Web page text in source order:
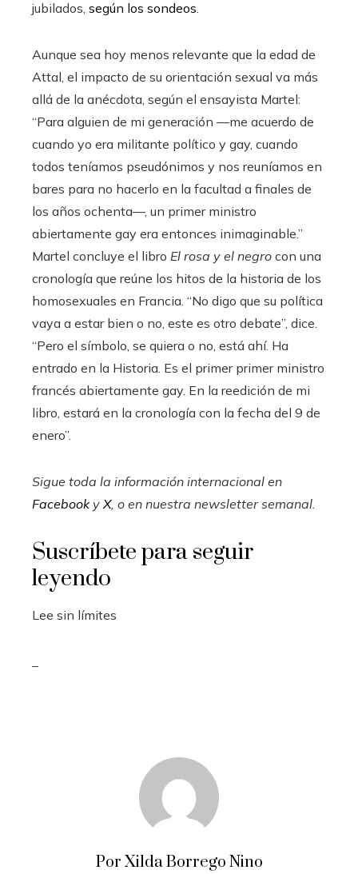
jubilados, según los sondeos.
Aunque sea hoy menos relevante que la edad de
Attal, el impacto de su orientación sexual va más
allá de la anécdota, según el ensayista Martel:
“Para alguien de mi generación —me acuerdo de
cuando yo era militante político y gay, cuando
todos teníamos pseudónimos y nos reuníamos en
bares para no hacerlo en la facultad a finales de
los años ochenta—, un primer ministro
abiertamente gay era entonces inimaginable.”
Martel concluye el libro El rosa y el negro con una
cronología que reúne los hitos de la historia de los
homosexuales en Francia. “No digo que su política
vaya a estar bien o no, este es otro debate”, dice.
“Pero el símbolo, se quiera o no, está ahí. Ha
entrado en la Historia. Es el primer primer ministro
francés abiertamente gay. En la reedición de mi
libro, estará en la cronología con la fecha del 9 de
enero”.
Sigue toda la información internacional en
FacebookyX, o en nuestra newsletter semanal.
Suscríbete para seguir
leyendo
Lee sin límites
Por Xilda Borrego Nino